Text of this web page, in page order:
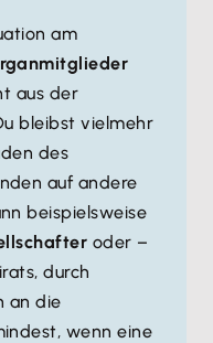
am
aus der
bleibst vielmehr
des
auf andere
beispielsweise
oder –
durch
an die
wenn eine